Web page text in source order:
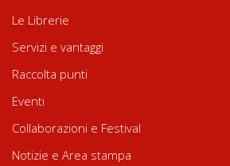
Le Librerie
Servizi e vantaggi
Raccolta punti
Eventi
Collaborazioni e Festival
Notizie e Area stampa